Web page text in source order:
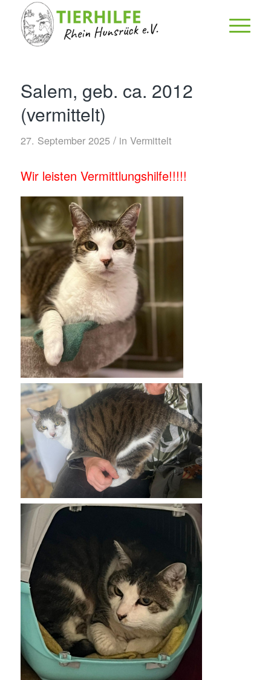
Salem, geb. ca. 2012
(vermittelt)
27. September 2025 / in Vermittelt
Wir leisten Vermittlungshilfe!!!!!